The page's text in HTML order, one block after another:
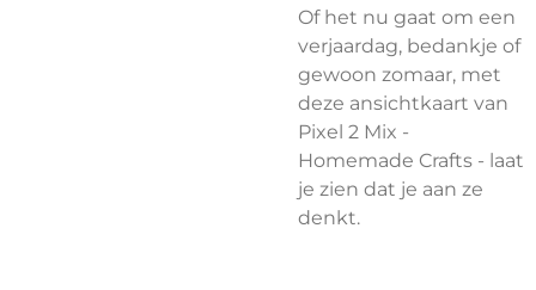
Of het nu gaat om een
verjaardag, bedankje of
gewoon zomaar, met
deze ansichtkaart van
Pixel 2 Mix -
Homemade Crafts - laat
je zien dat je aan ze
denkt.